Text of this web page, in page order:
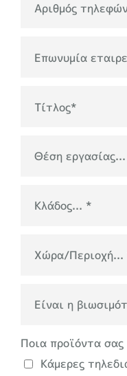
Αριθμός
Επωνυμία
Τίτλος*
Χώρα/Περιοχή *
Ποια προϊόντα σας
Κάμερες